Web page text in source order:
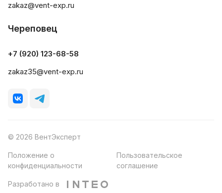
zakaz@vent-exp.ru
Череповец
+7 (920) 123-68-58
zakaz35@vent-exp.ru
© 2026 ВентЭксперт
Положение о
конфиденциальности
Пользовательское
соглашение
Разработано в